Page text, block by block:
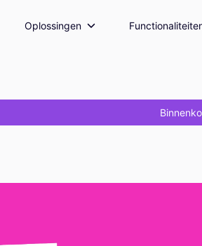
Oplossingen